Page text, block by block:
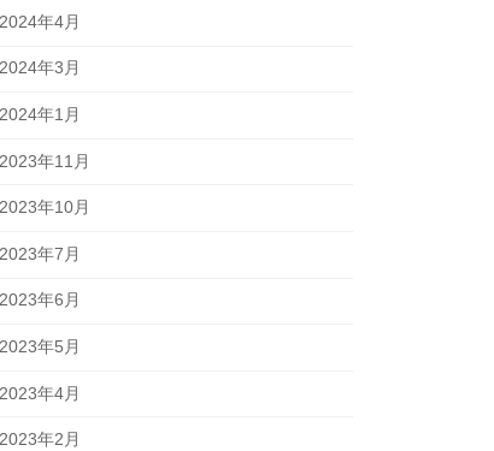
2024年4月
2024年3月
2024年1月
2023年11月
2023年10月
2023年7月
2023年6月
2023年5月
2023年4月
2023年2月